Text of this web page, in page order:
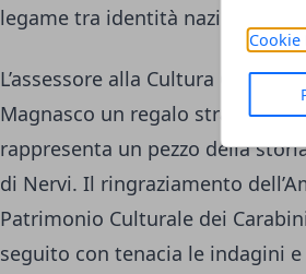
Cookie
legame tra identità nazionale,
L’assessore alla Cultura
Magnasco un regalo
rappresenta un pezzo della
di Nervi. Il ringraziamento
Patrimonio Culturale dei
seguito con tenacia le indagini